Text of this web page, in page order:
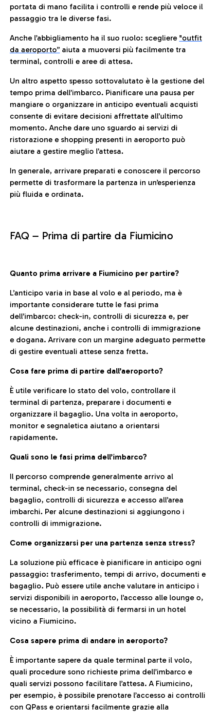
portata di mano facilita i controlli e rende più veloce il
passaggio tra le diverse fasi.
Anche l’abbigliamento ha il suo ruolo: scegliere "outfit
da aeroporto” aiuta a muoversi più facilmente tra
terminal, controlli e aree di attesa.
Un altro aspetto spesso sottovalutato è la gestione del
tempo prima dell’imbarco. Pianificare una pausa per
mangiare o organizzare in anticipo eventuali acquisti
consente di evitare decisioni affrettate all’ultimo
momento. Anche dare uno sguardo ai servizi di
ristorazione e shopping presenti in aeroporto può
aiutare a gestire meglio l’attesa.
In generale, arrivare preparati e conoscere il percorso
permette di trasformare la partenza in un’esperienza
più fluida e ordinata.
FAQ – Prima di partire da Fiumicino
Quanto prima arrivare a Fiumicino per partire?
L’anticipo varia in base al volo e al periodo, ma è
importante considerare tutte le fasi prima
dell’imbarco: check-in, controlli di sicurezza e, per
alcune destinazioni, anche i controlli di immigrazione
e dogana. Arrivare con un margine adeguato permette
di gestire eventuali attese senza fretta.
Cosa fare prima di partire dall’aeroporto?
È utile verificare lo stato del volo, controllare il
terminal di partenza, preparare i documenti e
organizzare il bagaglio. Una volta in aeroporto,
monitor e segnaletica aiutano a orientarsi
rapidamente.
Quali sono le fasi prima dell’imbarco?
Il percorso comprende generalmente arrivo al
terminal, check-in se necessario, consegna del
bagaglio, controlli di sicurezza e accesso all’area
imbarchi. Per alcune destinazioni si aggiungono i
controlli di immigrazione.
Come organizzarsi per una partenza senza stress?
La soluzione più efficace è pianificare in anticipo ogni
passaggio: trasferimento, tempi di arrivo, documenti e
bagaglio. Può essere utile anche valutare in anticipo i
servizi disponibili in aeroporto, l’accesso alle lounge o,
se necessario, la possibilità di fermarsi in un hotel
vicino a Fiumicino.
Cosa sapere prima di andare in aeroporto?
È importante sapere da quale terminal parte il volo,
quali procedure sono richieste prima dell’imbarco e
quali servizi possono facilitare l’attesa. A Fiumicino,
per esempio, è possibile prenotare l’accesso ai controlli
con QPass e orientarsi facilmente grazie alla